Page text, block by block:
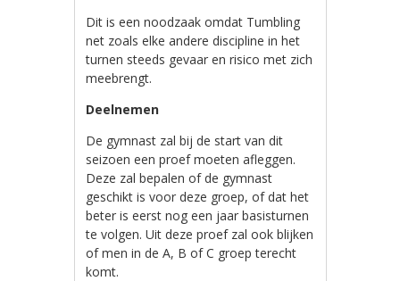
Dit is een noodzaak omdat Tumbling
net zoals elke andere discipline in het
turnen steeds gevaar en risico met zich
meebrengt.
Deelnemen
De gymnast zal bij de start van dit
seizoen een proef moeten afleggen.
Deze zal bepalen of de gymnast
geschikt is voor deze groep, of dat het
beter is eerst nog een jaar basisturnen
te volgen. Uit deze proef zal ook blijken
of men in de A, B of C groep terecht
komt.